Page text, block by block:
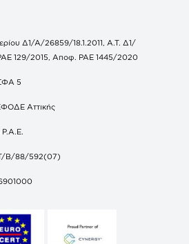
Δ1/Α/26859/18.1.2011, Α.Τ. Δ1/
129/2015, Αποφ. ΡΑΕ 1445/2020
5
Αττικής
Ρ.Α.Ε.
Β/88/592(07)